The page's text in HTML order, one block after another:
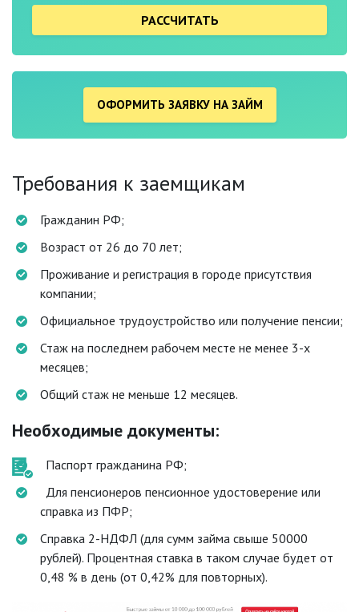
РАССЧИТАТЬ
ОФОРМИТЬ ЗАЯВКУ НА ЗАЙМ
Требования к заемщикам
Гражданин РФ;
Возраст от 26 до 70 лет;
Проживание и регистрация в городе присутствия
компании;
Официальное трудоустройство или получение пенсии;
Стаж на последнем рабочем месте не менее 3-х
месяцев;
Общий стаж не меньше 12 месяцев.
Необходимые документы:
Паспорт гражданина РФ;
Для пенсионеров пенсионное удостоверение или
справка из ПФР;
Справка 2-НДФЛ (для сумм займа свыше 50000
рублей). Процентная ставка в таком случае будет от
0,48 % в день (от 0,42% для повторных).